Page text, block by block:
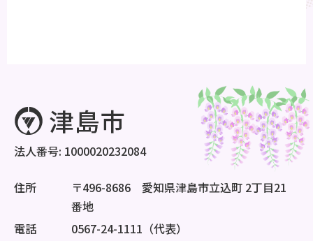
法人番号: 1000020232084
住所
〒496-8686 愛知県津島市立込町 2丁目21
番地
電話
0567-24-1111（代表）